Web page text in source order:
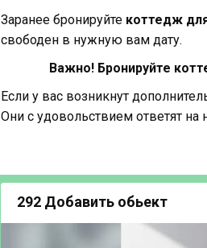
Заранее бронируйте коттедж
свободен в нужную вам дату.
Важно! Бронируйте
Если у вас возникнут
Они с удовольствием ответят на
292 Добавить обьект